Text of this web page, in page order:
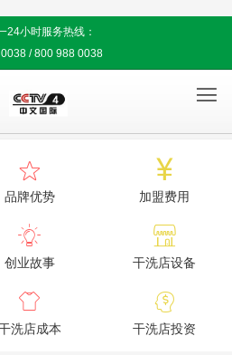
24小时服务热线：
/ 800 988 0038


品牌优势

加盟费用

创业故事

干洗店设备

洗店成本

干洗店投资